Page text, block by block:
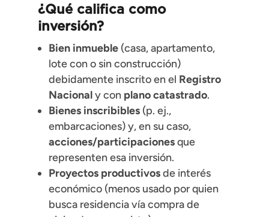
¿Qué califica como
inversión?
Bien inmueble(casa, apartamento,
lote con o sin construcción)
debidamente inscrito en el Registro
Nacionaly con plano catastrado.
Bienes inscribibles(p. ej.,
embarcaciones) y, en su caso,
acciones/participacionesque
representen esa inversión.
Proyectos productivosde interés
económico (menos usado por quien
busca residencia vía compra de